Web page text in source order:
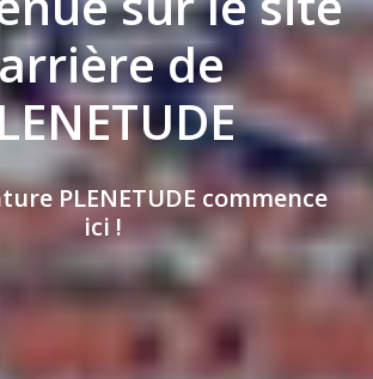
de
PLENETUDE commence
ici !